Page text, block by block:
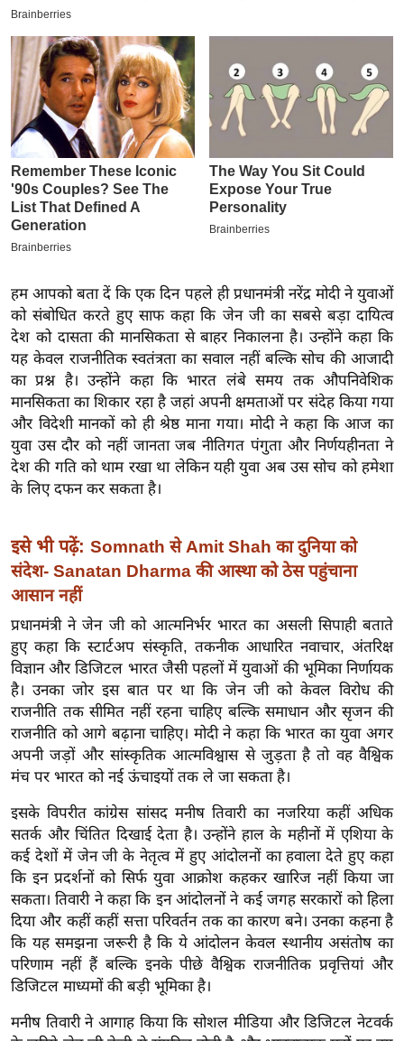
2
0
2
6
क्रा
इ
म
ई
-
पे
प
मि
सा
ल
बे
मि
सा
ल
श
य
त
यं
ग
इं
डि
या
सा
हि
त्य
ग
त
ऑ
टो
व
र्ल्ड
न्यू
ज
ब्री
फ
हम आपको बता दें कि एक दिन पहले ही प्रधानमंत्री नरेंद्र मोदी ने युवाओं
को संबोधित करते हुए साफ कहा कि जेन जी का सबसे बड़ा दायित्व
देश को दासता की मानसिकता से बाहर निकालना है। उन्होंने कहा कि
यह केवल राजनीतिक स्वतंत्रता का सवाल नहीं बल्कि सोच की आजादी
का प्रश्न है। उन्होंने कहा कि भारत लंबे समय तक औपनिवेशिक
मानसिकता का शिकार रहा है जहां अपनी क्षमताओं पर संदेह किया गया
और विदेशी मानकों को ही श्रेष्ठ माना गया। मोदी ने कहा कि आज का
युवा उस दौर को नहीं जानता जब नीतिगत पंगुता और निर्णयहीनता ने
देश की गति को थाम रखा था लेकिन यही युवा अब उस सोच को हमेशा
के लिए दफन कर सकता है।
इसे भी पढ़ें: Somnath से Amit Shah का दुनिया को
संदेश- Sanatan Dharma की आस्था को ठेस पहुंचाना
आसान नहीं
प्रधानमंत्री ने जेन जी को आत्मनिर्भर भारत का असली सिपाही बताते
हुए कहा कि स्टार्टअप संस्कृति, तकनीक आधारित नवाचार, अंतरिक्ष
विज्ञान और डिजिटल भारत जैसी पहलों में युवाओं की भूमिका निर्णायक
है। उनका जोर इस बात पर था कि जेन जी को केवल विरोध की
राजनीति तक सीमित नहीं रहना चाहिए बल्कि समाधान और सृजन की
राजनीति को आगे बढ़ाना चाहिए। मोदी ने कहा कि भारत का युवा अगर
अपनी जड़ों और सांस्कृतिक आत्मविश्वास से जुड़ता है तो वह वैश्विक
मंच पर भारत को नई ऊंचाइयों तक ले जा सकता है।
इसके विपरीत कांग्रेस सांसद मनीष तिवारी का नजरिया कहीं अधिक
सतर्क और चिंतित दिखाई देता है। उन्होंने हाल के महीनों में एशिया के
कई देशों में जेन जी के नेतृत्व में हुए आंदोलनों का हवाला देते हुए कहा
कि इन प्रदर्शनों को सिर्फ युवा आक्रोश कहकर खारिज नहीं किया जा
सकता। तिवारी ने कहा कि इन आंदोलनों ने कई जगह सरकारों को हिला
दिया और कहीं कहीं सत्ता परिवर्तन तक का कारण बने। उनका कहना है
कि यह समझना जरूरी है कि ये आंदोलन केवल स्थानीय असंतोष का
परिणाम नहीं हैं बल्कि इनके पीछे वैश्विक राजनीतिक प्रवृत्तियां और
डिजिटल माध्यमों की बड़ी भूमिका है।
मनीष तिवारी ने आगाह किया कि सोशल मीडिया और डिजिटल नेटवर्क